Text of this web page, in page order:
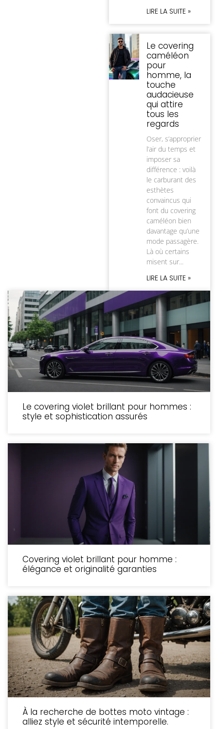
LIRE LA SUITE »
Le covering
caméléon
pour
homme, la
touche
audacieuse
qui attire
tous les
regards
Oser, s’approprier
l’air du temps et
imposer sa
différence : voilà
le carburant des
esthètes
convaincus qui
font du covering
caméléon bien
davantage qu’une
mode passagère.
Là où certains
misent sur
LIRE LA SUITE »
Le covering violet brillant pour hommes :
style et sophistication assurés
Covering violet brillant pour homme :
élégance et originalité garanties
À la recherche de bottes moto vintage :
alliez style et sécurité intemporelle.